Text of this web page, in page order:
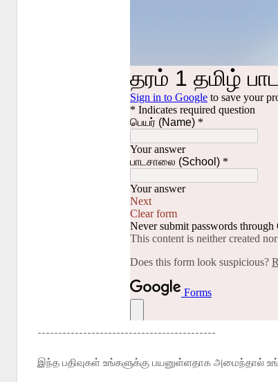
-------------------------------------------
இந்த பதிவுகள் உங்களுக்கு பயனுள்ளதாக அமைந்தால்